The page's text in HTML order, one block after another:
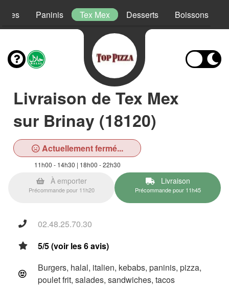
Paninis Tex Mex Desserts Boissons
Livraison de Tex Mex
sur Brinay (18120)
Actuellement fermé...
11h00 - 14h30 | 18h00 - 22h30
À emporter
Précommande pour 11h20
Livraison
Précommande pour 11h45
02.48.25.70.30
5/5 (voir les 6 avis)
Burgers, halal, italien, kebabs, paninis, pizza,
poulet frit, salades, sandwiches, tacos